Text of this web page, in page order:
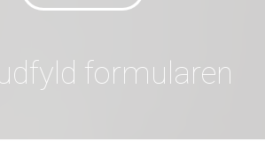
formularen